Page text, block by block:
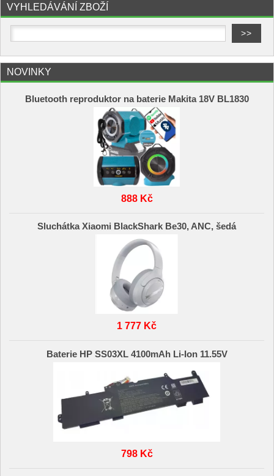
VYHLEDÁVÁNÍ ZBOŽÍ
NOVINKY
Bluetooth reproduktor na baterie Makita 18V BL1830
888 Kč
Sluchátka Xiaomi BlackShark Be30, ANC, šedá
1 777 Kč
Baterie HP SS03XL 4100mAh Li-Ion 11.55V
798 Kč